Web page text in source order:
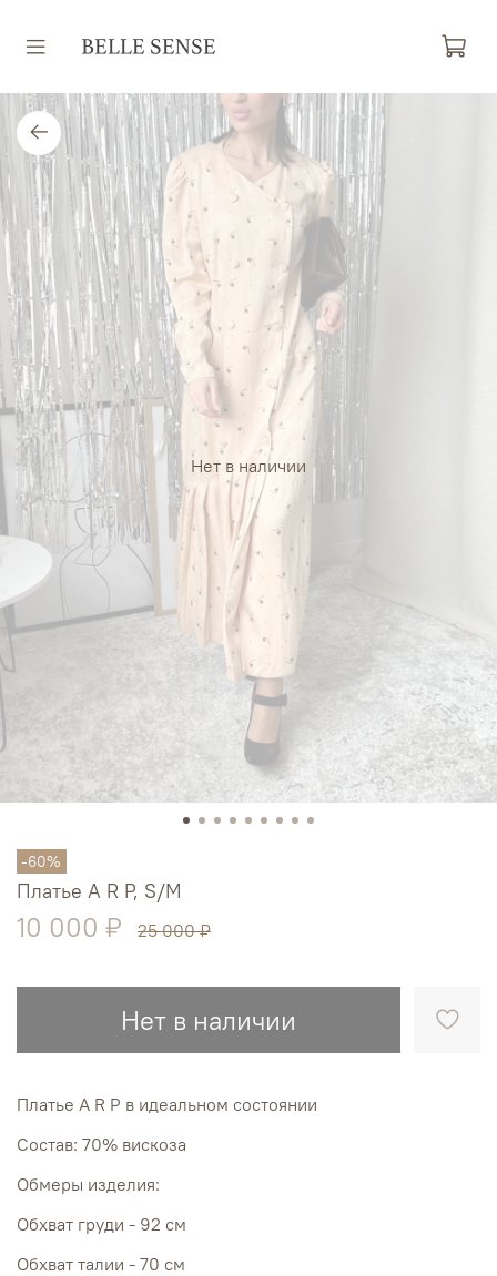
Нет в наличии
-60%
Платье A R P, S/M
10 000 ₽ 25 000 ₽
Нет в наличии
Платье A R P в идеальном состоянии
Состав: 70% вискоза
Обмеры изделия:
Обхват груди - 92 см
Обхват талии - 70 см